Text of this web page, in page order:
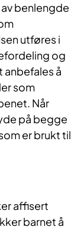
benlengde
utføres i
og
anbefales å
som
Når
på begge
er brukt til
affisert
barnet å